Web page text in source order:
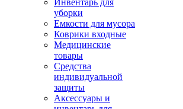
Инвентарь для
уборки
Емкости для мусора
Коврики входные
Медицинские
товары
Средства
индивидуальной
защиты
Аксессуары и